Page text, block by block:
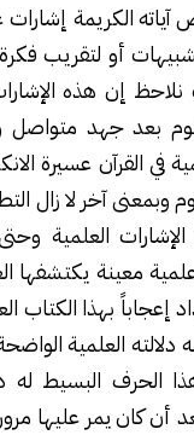
الكريمة
أو لتقريب
نلاحظ إن هذه
بعد جهد متواصل
في القرآن عسيرة
وبمعنى آخر لا زال
العلمية
معينة يكتشفها
إعجاباً بهذا
العلمية الواضحة
الحرف البسيط له
أن كان يمر عليها